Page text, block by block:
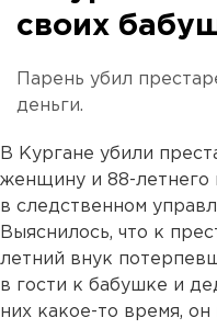
своих
Парень убил
деньги.
В Кургане убили
женщину и 88-летнего
в следственном
Выяснилось, что к
летний внук
в гости к бабушке и
них какое-то время, он